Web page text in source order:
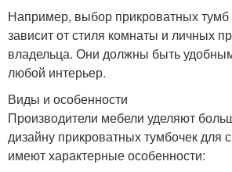
Например, выбор прикроватных тумб
зависит от стиля комнаты и личных
владельца. Они должны быть
любой интерьер.
Виды и особенности
Производители мебели уделяют
дизайну прикроватных тумбочек для
имеют характерные особенности: